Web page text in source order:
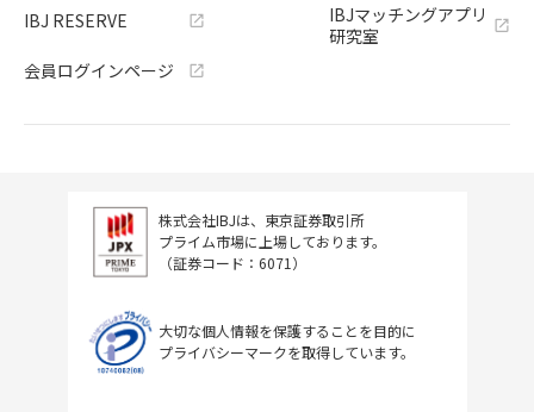
IBJ RESERVE
会員ログインページ
IBJマッチングアプリ
研究室
株式会社IBJは、東京証券取引所
プライム市場に上場しております。
（証券コード：6071）
大切な個人情報を保護することを目的に
プライバシーマークを取得しています。